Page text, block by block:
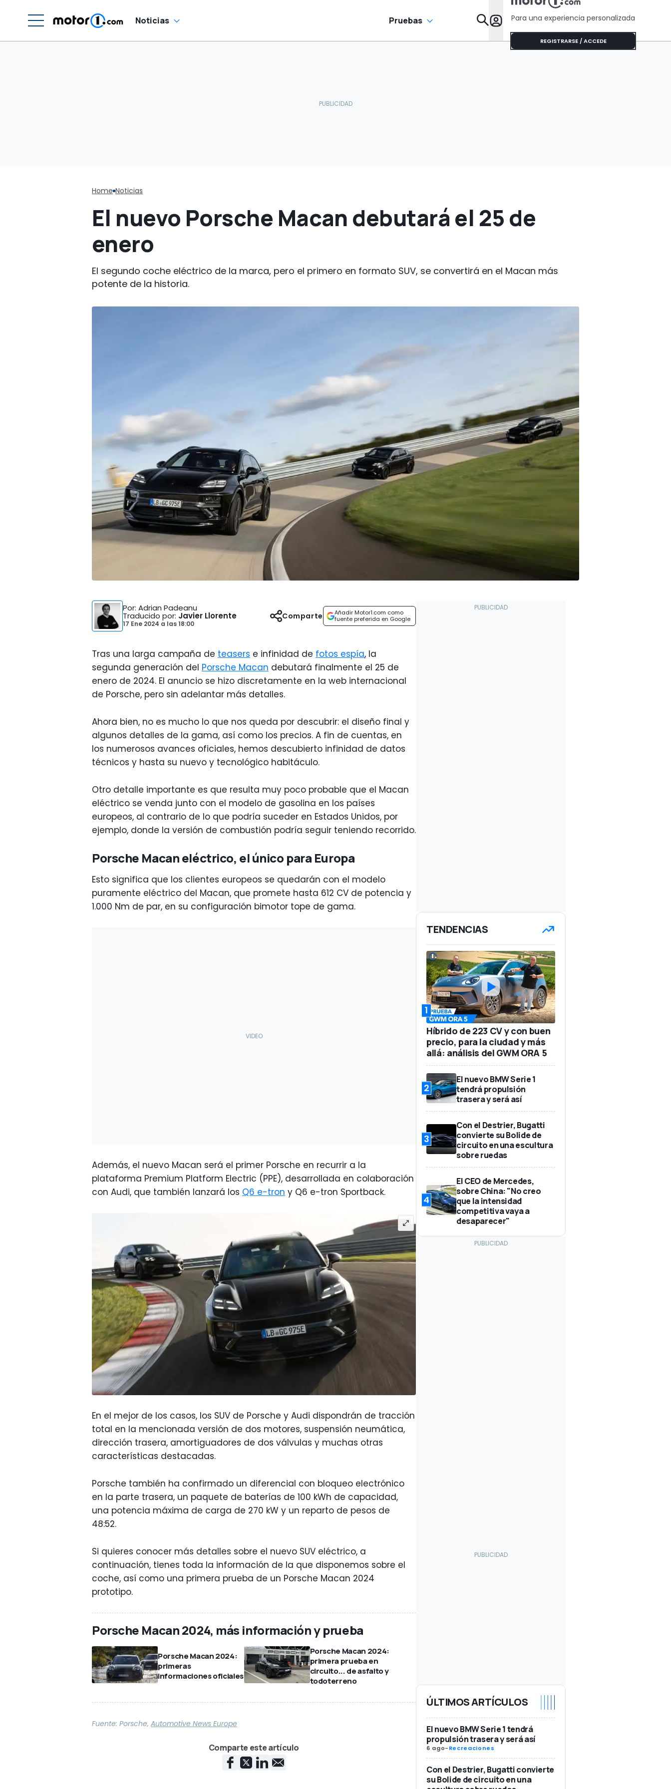
Noticias Pruebas Para una experiencia personalizada
REGISTRARSE / ACCEDE
Home Noticias
El nuevo Porsche Macan debutará el 25 de
enero
El segundo coche eléctrico de la marca, pero el primero en formato SUV, se convertirá en el Macan más
potente de la historia.
Por: Adrian Padeanu
Traducido por: Javier Llorente
17 Ene 2024 a las18:00
Añadir Motor1.com como
fuente preferida en Google
Comparte
Tras una larga campaña de teasers e infinidad de fotos espía, la
segunda generación del Porsche Macan debutará finalmente el 25 de
enero de 2024. El anuncio se hizo discretamente en la web internacional
de Porsche, pero sin adelantar más detalles.
Ahora bien, no es mucho lo que nos queda por descubrir: el diseño final y
algunos detalles de la gama, así como los precios. A fin de cuentas, en
los numerosos avances oficiales, hemos descubierto infinidad de datos
técnicos y hasta su nuevo y tecnológico habitáculo.
Otro detalle importante es que resulta muy poco probable que el Macan
eléctrico se venda junto con el modelo de gasolina en los países
europeos, al contrario de lo que podría suceder en Estados Unidos, por
ejemplo, donde la versión de combustión podría seguir teniendo recorrido.
Porsche Macan eléctrico, el único para Europa
Esto significa que los clientes europeos se quedarán con el modelo
puramente eléctrico del Macan, que promete hasta 612 CV de potencia y
1.000 Nm de par, en su configuración bimotor tope de gama.
Además, el nuevo Macan será el primer Porsche en recurrir a la
plataforma Premium Platform Electric (PPE), desarrollada en colaboración
con Audi, que también lanzará los Q6 e-tron y Q6 e-tron Sportback.
En el mejor de los casos, los SUV de Porsche y Audi dispondrán de tracción
total en la mencionada versión de dos motores, suspensión neumática,
dirección trasera, amortiguadores de dos válvulas y muchas otras
características destacadas.
Porsche también ha confirmado un diferencial con bloqueo electrónico
en la parte trasera, un paquete de baterías de 100 kWh de capacidad,
una potencia máxima de carga de 270 kW y un reparto de pesos de
48:52.
Si quieres conocer más detalles sobre el nuevo SUV eléctrico, a
continuación, tienes toda la información de la que disponemos sobre el
coche, así como una primera prueba de un Porsche Macan 2024
prototipo.
Porsche Macan 2024, más información y prueba
Porsche Macan 2024:
primeras
informaciones oficiales
Porsche Macan 2024:
primera prueba en
circuito... de asfalto y
todoterreno
Fuente: Porsche, Automotive News Europe
Comparte este artículo
TENDENCIAS
1
Híbrido de 223 CV y con buen
precio, para la ciudad y más
allá: análisis del GWM ORA 5
2
El nuevo BMW Serie 1
tendrá propulsión
trasera y será así
3
Con el Destrier, Bugatti
convierte su Bolide de
circuito en una escultura
sobre ruedas
4
El CEO de Mercedes,
sobre China: "No creo
que la intensidad
competitiva vaya a
desaparecer"
ÚLTIMOS ARTÍCULOS
El nuevo BMW Serie 1 tendrá
propulsión trasera y será así
6 ago-Recreaciones
Con el Destrier, Bugatti convierte
su Bolide de circuito en una
ruedas